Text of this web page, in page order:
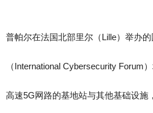
普帕尔在法国北部里尔（Lille）举办
（International Cybersecurity Forum
高速5G网路的基地站与其他基础设施